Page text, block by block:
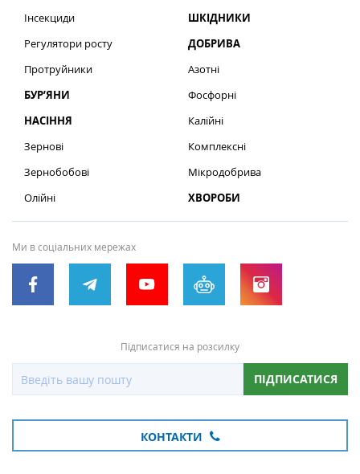
Інсекциди
Регулятори росту
Протруйники
БУР’ЯНИ
НАСІННЯ
Зернові
Зернобобові
Олійні
ШКІДНИКИ
ДОБРИВА
Азотні
Фосфорні
Калійні
Комплексні
Мікродобрива
ХВОРОБИ
Ми в соціальних мережах
Підписатися на розсилку
ПІДПИСАТИСЯ
КОНТАКТИ